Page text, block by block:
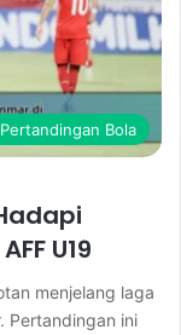
Pertandingan Bola
U19
menjelang laga
Pertandingan ini